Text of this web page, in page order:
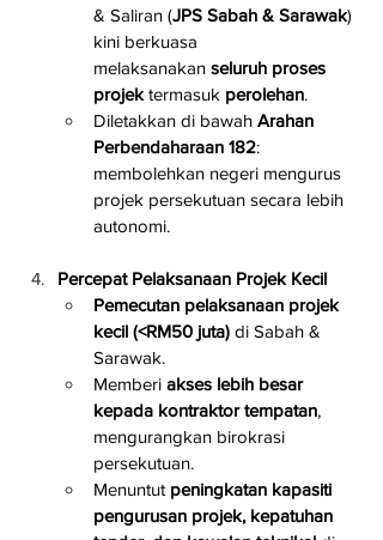
& Saliran (JPS Sabah & Sarawak)
kini berkuasa
melaksanakan seluruh proses
projek termasuk perolehan.
Diletakkan di bawah Arahan
Perbendaharaan 182:
membolehkan negeri mengurus
projek persekutuan secara lebih
autonomi.
Percepat Pelaksanaan Projek Kecil
Pemecutan pelaksanaan projek
kecil (<RM50 juta) di Sabah &
Sarawak.
Memberi akses lebih besar
kepada kontraktor tempatan,
mengurangkan birokrasi
persekutuan.
Menuntut peningkatan kapasiti
pengurusan projek, kepatuhan